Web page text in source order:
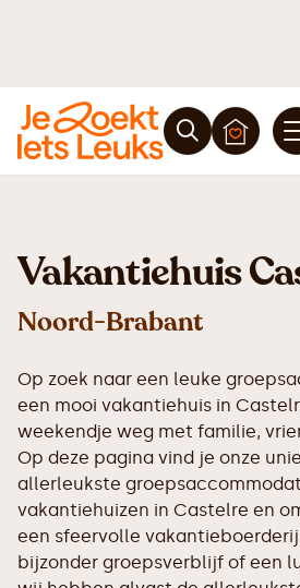
Vakantiehuis
Noord-Brabant
Op zoek naar een leuke
een mooi vakantiehuis in
weekendje weg met familie,
Op deze pagina vind je onze
allerleukste
vakantiehuizen in Castelre en
een sfeervolle
bijzonder groepsverblijf of een